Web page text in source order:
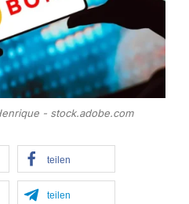
- stock.adobe.com
teilen
teilen